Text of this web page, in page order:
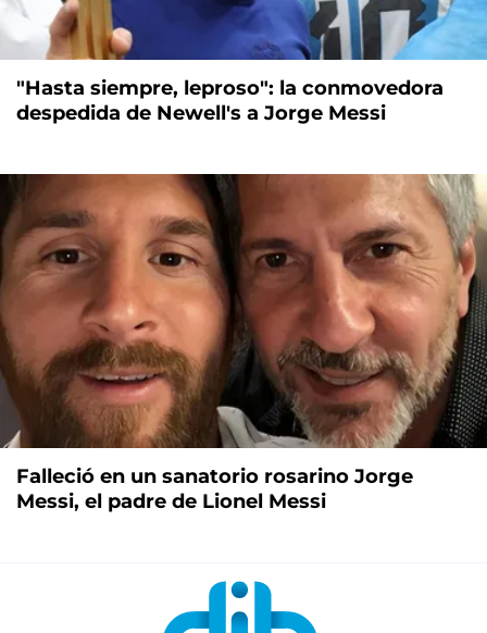
"Hasta siempre, leproso": la conmovedora
despedida de Newell's a Jorge Messi
Falleció en un sanatorio rosarino Jorge
Messi, el padre de Lionel Messi